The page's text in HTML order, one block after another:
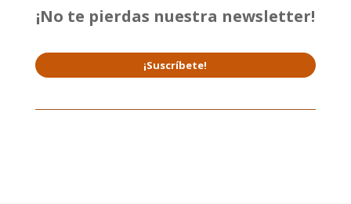
¡No te pierdas nuestra newsletter!
¡Suscríbete!